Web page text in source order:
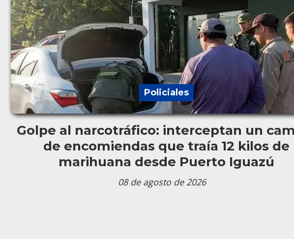
Golpe al narcotráfico: interceptan un
de encomiendas que traía 12 kilos de
marihuana desde Puerto Iguazú
Policiales
08 de agosto de 2026